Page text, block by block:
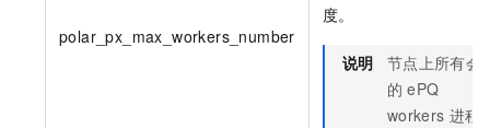
polar_px_max_workers_number
度。
说明
节点上所有会
的 ePQ
workers 进程